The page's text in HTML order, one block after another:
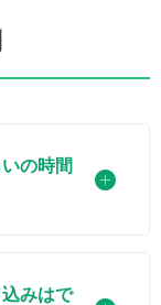
の時間
みはで